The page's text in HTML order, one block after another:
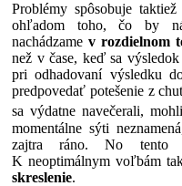
Problémy spôsobuje
ohľadom toho, čo by
nachádzame v rozdielnom
než v čase, keď sa
pri odhadovaní výsledku
predpovedať potešenie z
sa výdatne navečerali,
momentálne sýti
zajtra ráno. No tento
K neoptimálnym voľbám
skreslenie.